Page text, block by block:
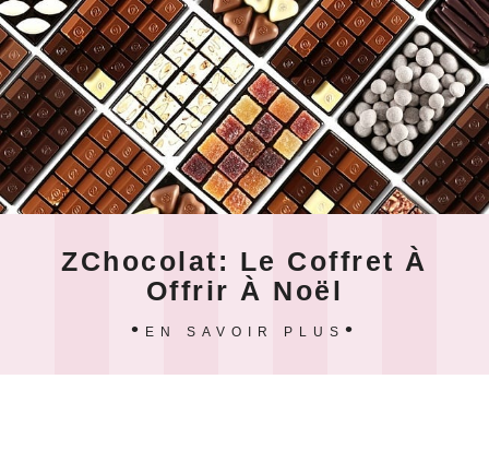
ZChocolat: Le Coffret À
Offrir À Noël
EN SAVOIR PLUS